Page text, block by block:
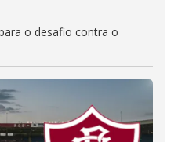
o desafio contra o